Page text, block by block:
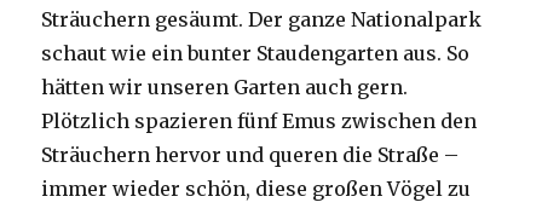
Sträuchern gesäumt. Der ganze Nationalpark
schaut wie ein bunter Staudengarten aus. So
hätten wir unseren Garten auch gern.
Plötzlich spazieren fünf Emus zwischen den
Sträuchern hervor und queren die Straße –
immer wieder schön, diese großen Vögel zu